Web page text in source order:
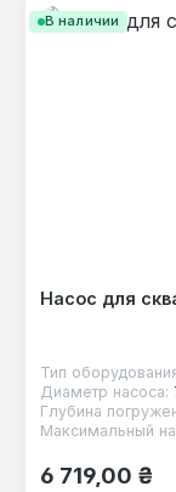
В наличии
Насос для
Тип
Диаметр насоса:
Глубина
Максимальный
Обычная
6 719,00 ₴